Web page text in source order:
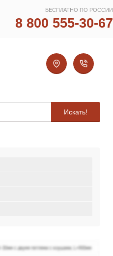
БЕСПЛАТНО ПО РОССИИ
8 800 555-30-67
Искать!